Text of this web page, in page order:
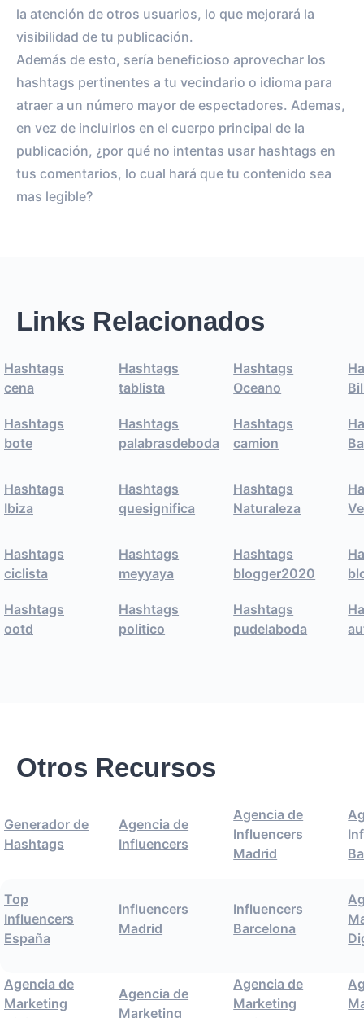
la atención de otros usuarios, lo que mejorará la
visibilidad de tu publicación.
Además de esto, sería beneficioso aprovechar los
hashtags pertinentes a tu vecindario o idioma para
atraer a un número mayor de espectadores. Ademas,
en vez de incluirlos en el cuerpo principal de la
publicación, ¿por qué no intentas usar hashtags en
tus comentarios, lo cual hará que tu contenido sea
mas legible?
Links Relacionados
Hashtags
cena
Hashtags
tablista
Hashtags
Oceano
Hashtags
bote
Hashtags
palabrasdeboda
Hashtags
camion
Hashtags
Ibiza
Hashtags
quesignifica
Hashtags
Naturaleza
Hashtags
ciclista
Hashtags
meyyaya
Hashtags
blogger2020
Hashtags
ootd
Hashtags
politico
Hashtags
pudelaboda
Otros Recursos
Generador de
Hashtags
Agencia de
Influencers
Agencia de
Influencers
Madrid
Top
Influencers
España
Influencers
Madrid
Influencers
Barcelona
Agencia de
Marketing
Agencia de
Marketing
Agencia de
Marketing